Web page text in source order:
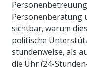
Personenberatung
sichtbar, warum
politische
stundenweise, als
die Uhr (24-